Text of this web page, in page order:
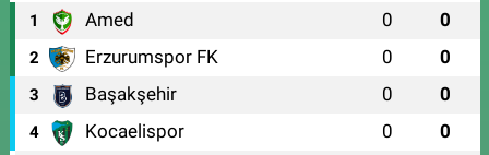
1 Amed 0 0
2 Erzurumspor FK 0 0
3 Başakşehir 0 0
4 Kocaelispor 0 0